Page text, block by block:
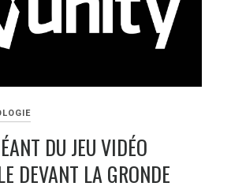
DU JEU VIDÉO
DEVANT LA GRONDE